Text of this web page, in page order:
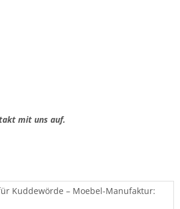
mit uns auf.
Kuddewörde – Moebel-Manufaktur: